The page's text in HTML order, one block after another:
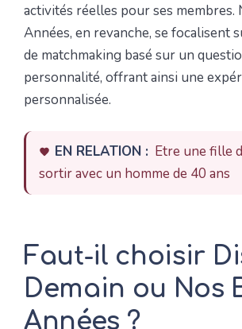
activités réelles pour ses membres.
Années, en revanche, se focalisent
de matchmaking basé sur un
personnalité, offrant ainsi une
personnalisée.
EN RELATION : Etre une fille
sortir avec un homme de 40 ans
Faut-il choisir
Demain ou Nos
Années ?